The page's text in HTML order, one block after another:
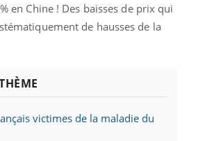
en Chine ! Des baisses de prix qui
de hausses de la
victimes de la maladie du